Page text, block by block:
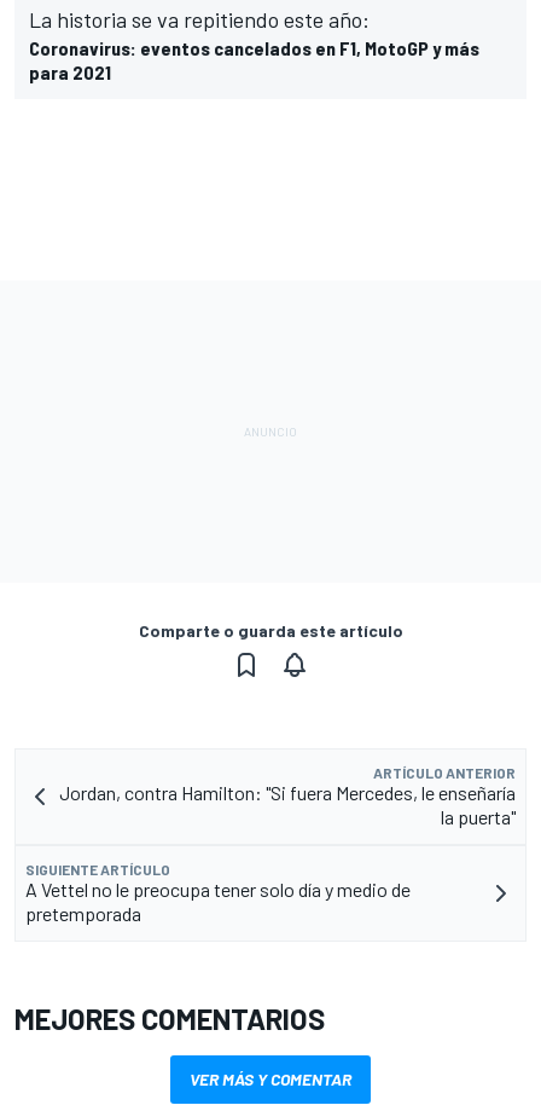
La historia se va repitiendo este año:
Coronavirus: eventos cancelados en F1, MotoGP y más
para 2021
Comparte o guarda este artículo
ARTÍCULO ANTERIOR
Jordan, contra Hamilton: "Si fuera Mercedes, le enseñaría
la puerta"
SIGUIENTE ARTÍCULO
A Vettel no le preocupa tener solo día y medio de
pretemporada
MEJORES COMENTARIOS
VER MÁS Y COMENTAR